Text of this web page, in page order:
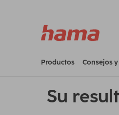
Productos Consejos
Su